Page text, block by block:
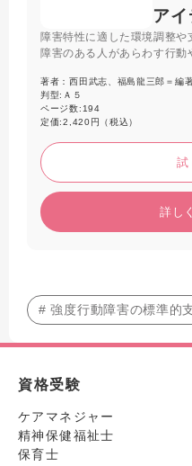
ア
障害特性に適した環境調整
障害のある人があらわす行
き合い方、権利擁護の視点、
アをわかりやすく解説する。
著者：西田武志、福島龍三郎＝編
判型: Ａ５
ページ数: 194
定価:2,420円（税込）
試
詳し
# 強度行動障害の標準的
資格受験
ケアマネジャー
精神保健福祉士
保育士